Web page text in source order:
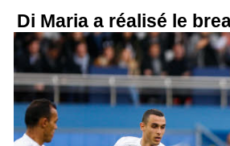
Di Maria a réalisé le